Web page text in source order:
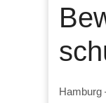
Hamburg